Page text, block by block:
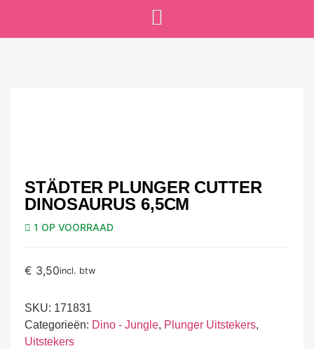
STÄDTER PLUNGER CUTTER
DINOSAURUS 6,5CM
1 OP VOORRAAD
€ 3,50incl. btw
SKU: 171831
Categorieën: Dino - Jungle, Plunger Uitstekers,
Uitstekers